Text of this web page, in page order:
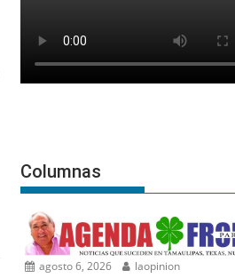
Columnas
agosto 6, 2026 laopinion